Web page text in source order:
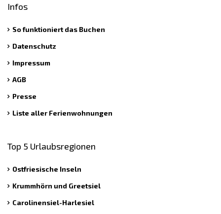
Infos
So funktioniert das Buchen
Datenschutz
Impressum
AGB
Presse
Liste aller Ferienwohnungen
Top 5 Urlaubsregionen
Ostfriesische Inseln
Krummhörn und Greetsiel
Carolinensiel-Harlesiel